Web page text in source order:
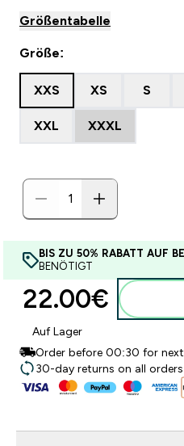
Größentabelle
Größe:
XXS XS S
XXL XXXL
BIS ZU 50% RABATT AUF
BENÖTIGT
22.00€‎
Auf Lager
Order before 00:30 for
30-day returns on all orders